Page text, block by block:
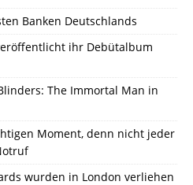
Banken Deutschlands
ihr Debütalbum
The Immortal Man in
Moment, denn nicht jeder
wurden in London verliehen